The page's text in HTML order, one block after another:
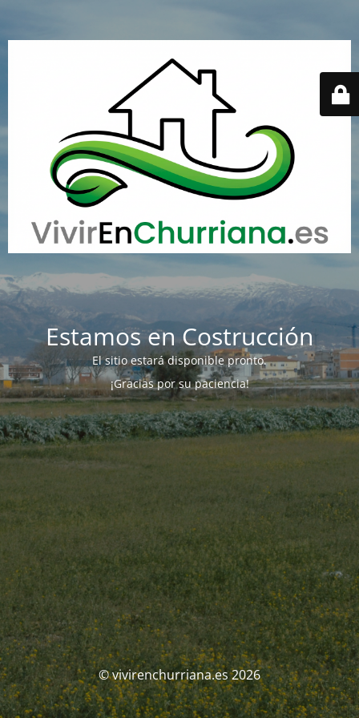
Estamos en Costrucción
El sitio estará disponible pronto.
¡Gracias por su paciencia!
© vivirenchurriana.es 2026